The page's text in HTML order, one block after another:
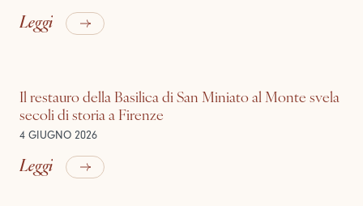
Leggi
Il restauro della Basilica di San Miniato al Monte svela
secoli di storia a Firenze
4 GIUGNO 2026
Leggi